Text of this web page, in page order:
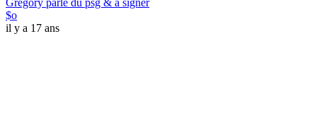
Gregory parle du psg & a signer
$o
il y a 17 ans